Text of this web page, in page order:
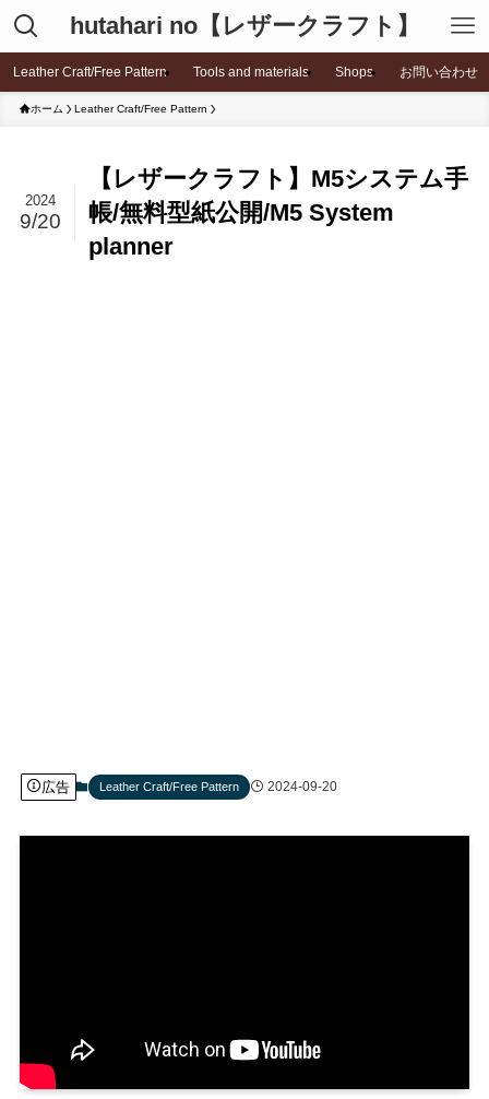
hutahari no【レザークラフト】
Leather Craft/Free Pattern Tools and materials Shops お問い合わせ
ホーム Leather Craft/Free Pattern
【レザークラフト】M5システム手
帳/無料型紙公開/M5 System
planner
2024
9/20
広告 Leather Craft/Free Pattern 2024-09-20